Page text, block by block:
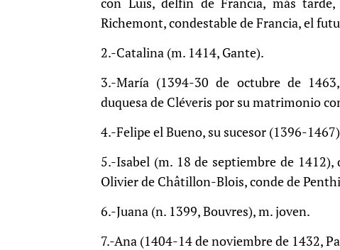
Richemont, condestable de Francia, el
2.-Catalina (m. 1414, Gante).
3.-María (1394-30 de octubre de
duquesa de Cléveris por su matrimonio
4.-Felipe el Bueno, su sucesor (1396-
5.-Isabel (m. 18 de septiembre de
Olivier de Châtillon-Blois, conde de
6.-Juana (n. 1399, Bouvres), m. joven.
7.-Ana (1404-14 de noviembre de 1432,